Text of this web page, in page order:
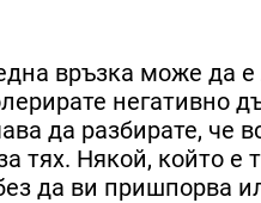
връзка може да
негативно
да разбирате,
тях. Някой, който
да ви пришпорва